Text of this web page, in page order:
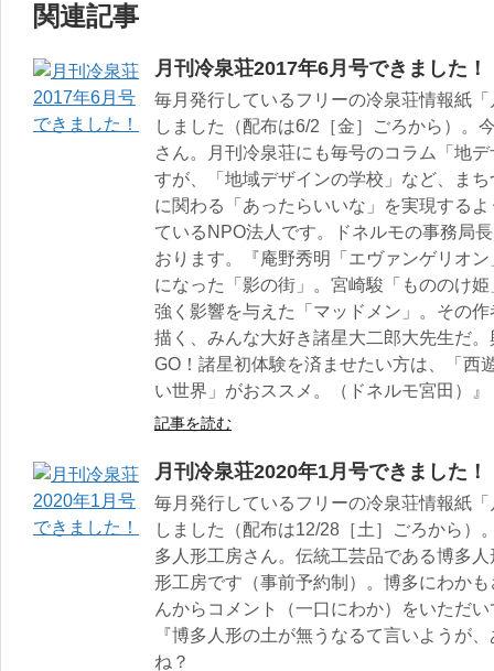
関連記事
月刊冷泉荘2017年6月号できました！
毎月発行しているフリーの冷泉荘情報紙
しました（配布は6/2［金］ごろから）。
さん。月刊冷泉荘にも毎号のコラム「地
すが、「地域デザインの学校」など、ま
に関わる「あったらいいな」を実現する
ているNPO法人です。ドネルモの事務局
おります。『庵野秀明「エヴァンゲリオ
になった「影の街」。宮崎駿「もののけ
強く影響を与えた「マッドメン」。その
描く、みんな大好き諸星大二郎大先生だ
GO！諸星初体験を済ませたい方は、「西
い世界」がおススメ。（ドネルモ宮田）』
記事を読む
月刊冷泉荘2020年1月号できました！
毎月発行しているフリーの冷泉荘情報紙
しました（配布は12/28［土］ごろから）
多人形工房さん。伝統工芸品である博多
形工房です（事前予約制）。博多にわか
んからコメント（一口にわか）をいただ
『博多人形の土が無うなるて言いようが
ね？